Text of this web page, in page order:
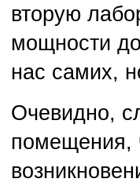
вторую
мощности
нас самих,
Очевидно,
помещения,